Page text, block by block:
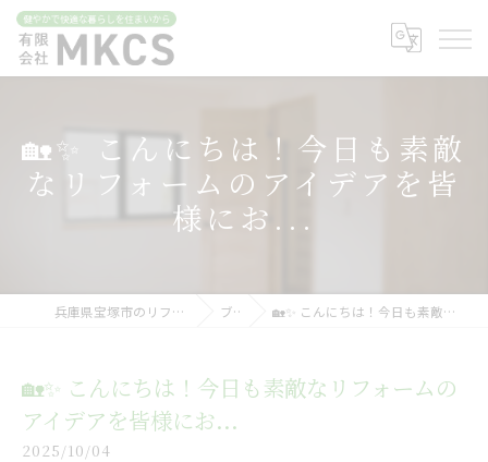
🏡✨ こんにちは！今日も素敵
なリフォームのアイデアを皆
様にお...
兵庫県宝塚市のリフォームなら有限会社MKCS ブログ 🏡✨ こんにちは！今日も素敵なリフォームのアイデアを皆様にお...
🏡✨ こんにちは！今日も素敵なリフォームの
アイデアを皆様にお...
2025/10/04